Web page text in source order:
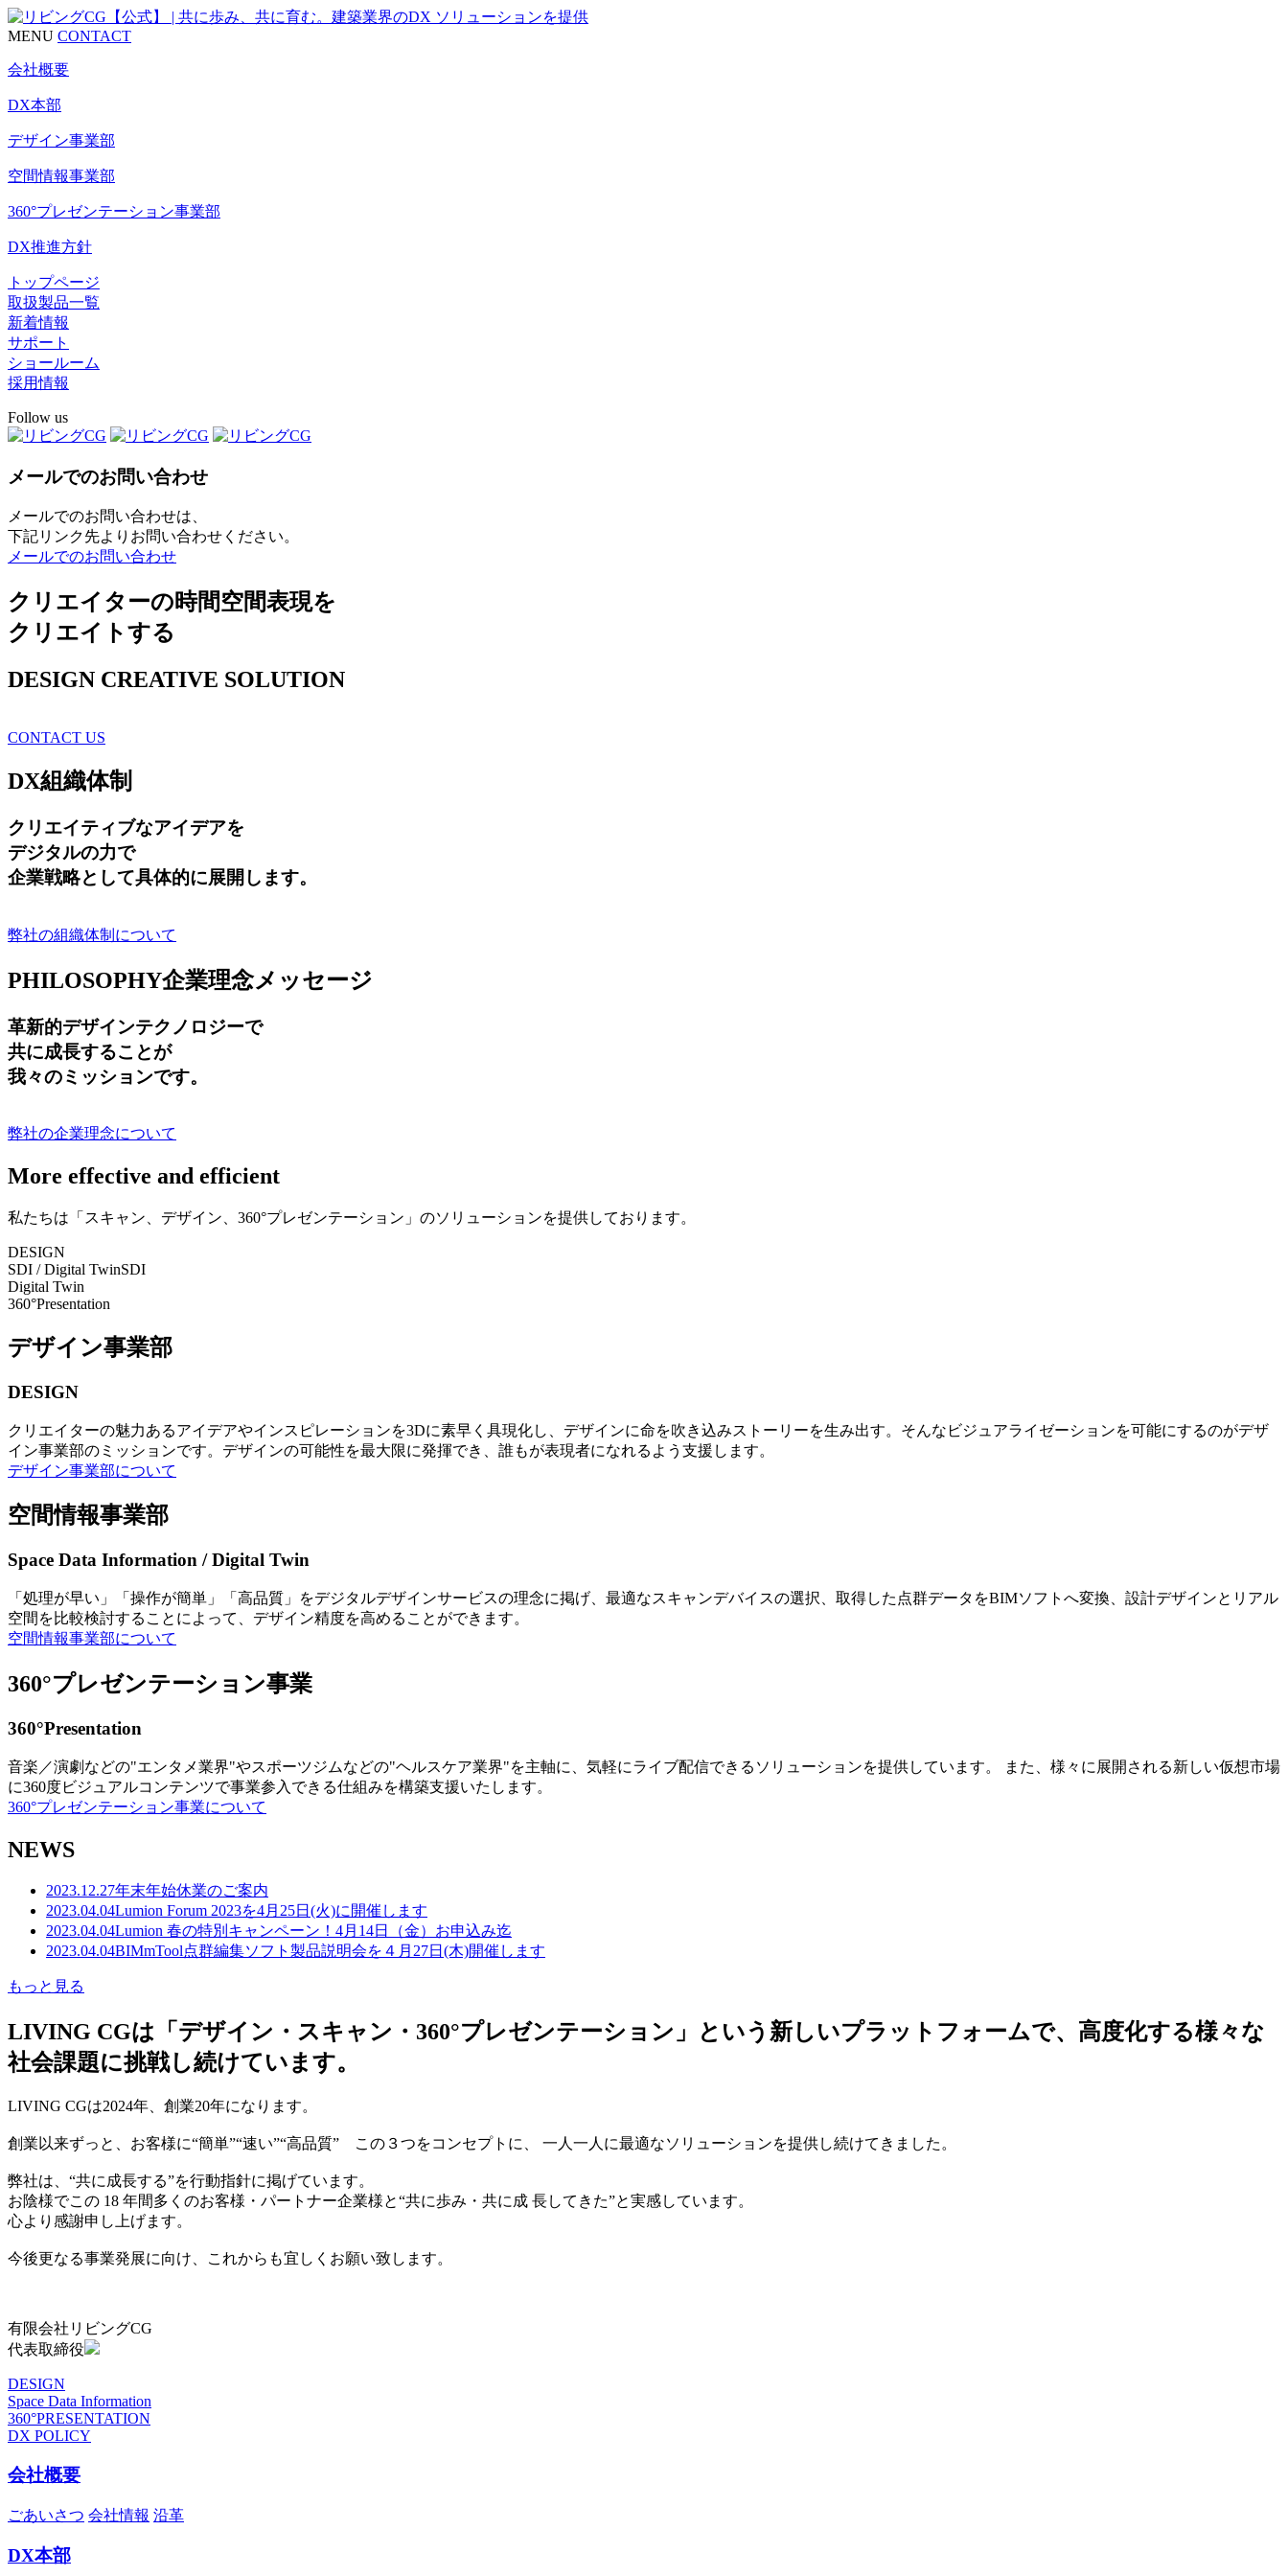
MENU CONTACT
会社概要
DX本部
デザイン事業部
空間情報事業部
360°プレゼンテーション事業部
DX推進方針
トップページ
取扱製品一覧
新着情報
サポート
ショールーム
採用情報
Follow us
メールでのお問い合わせ
メールでのお問い合わせは、
下記リンク先よりお問い合わせください。
メールでのお問い合わせ
クリエイターの時間空間表現を
クリエイトする
DESIGN CREATIVE SOLUTION
CONTACT US
DX組織体制
クリエイティブなアイデアを
デジタルの力で
企業戦略として具体的に展開します。
弊社の組織体制について
PHILOSOPHY企業理念メッセージ
革新的デザインテクノロジーで
共に成長することが
我々のミッションです。
弊社の企業理念について
More effective and efficient
私たちは「スキャン、デザイン、360°プレゼンテーション」のソリューションを提供しております。
DESIGN
SDI / Digital TwinSDI
Digital Twin
360°Presentation
デザイン事業部
DESIGN
クリエイターの魅力あるアイデアやインスピレーションを3Dに素早く具現化し、デザインに命を吹き込みストーリーを生み出す。そんなビジュアライゼーションを可能にするのがデザ
イン事業部のミッションです。デザインの可能性を最大限に発揮でき、誰もが表現者になれるよう支援します。
デザイン事業部について
空間情報事業部
Space Data Information / Digital Twin
「処理が早い」「操作が簡単」「高品質」をデジタルデザインサービスの理念に掲げ、最適なスキャンデバイスの選択、取得した点群データをBIMソフトへ変換、設計デザインとリアル
空間を比較検討することによって、デザイン精度を高めることができます。
空間情報事業部について
360°プレゼンテーション事業
360°Presentation
音楽／演劇などの"エンタメ業界"やスポーツジムなどの"ヘルスケア業界"を主軸に、気軽にライブ配信できるソリューションを提供しています。 また、様々に展開される新しい仮想市場
に360度ビジュアルコンテンツで事業参入できる仕組みを構築支援いたします。
360°プレゼンテーション事業について
NEWS
2023.12.27年末年始休業のご案内
2023.04.04Lumion Forum 2023を4月25日(火)に開催します
2023.04.04Lumion 春の特別キャンペーン！4月14日（金）お申込み迄
2023.04.04BIMmTool点群編集ソフト製品説明会を４月27日(木)開催します
もっと見る
LIVING CGは「デザイン・スキャン・360°プレゼンテーション」という新しいプラットフォームで、高度化する様々な
社会課題に挑戦し続けています。
LIVING CGは2024年、創業20年になります。
創業以来ずっと、お客様に“簡単”“速い”“高品質” この３つをコンセプトに、 一人一人に最適なソリューションを提供し続けてきました。
弊社は、“共に成長する”を行動指針に掲げています。
お陰様でこの 18 年間多くのお客様・パートナー企業様と“共に歩み・共に成 長してきた”と実感しています。
心より感謝申し上げます。
今後更なる事業発展に向け、これからも宜しくお願い致します。
有限会社リビングCG
代表取締役
DESIGN
Space Data Information
360°PRESENTATION
DX POLICY
会社概要
ごあいさつ 会社情報 沿革
DX本部